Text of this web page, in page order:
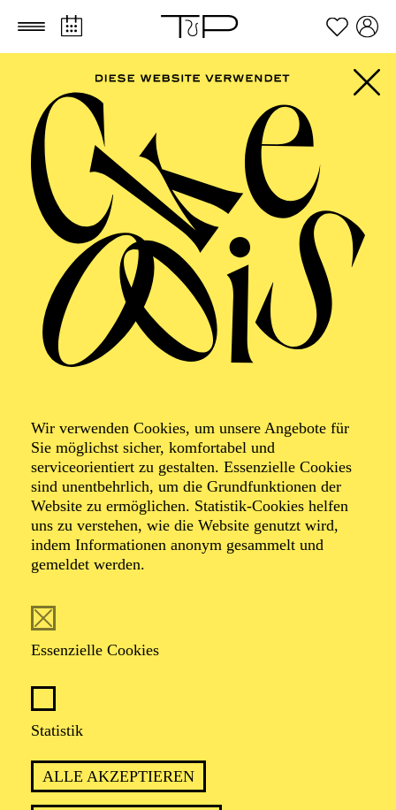
Zum Hauptinhalt springen Zum Footer springen
Wir verwenden Cookies, um unsere Angebote für
Sie möglichst sicher, komfortabel und
serviceorientiert zu gestalten. Essenzielle Cookies
sind unentbehrlich, um die Grundfunktionen der
Website zu ermöglichen. Statistik-Cookies helfen
uns zu verstehen, wie die Website genutzt wird,
indem Informationen anonym gesammelt und
gemeldet werden.
Essenzielle Cookies
Statistik
ALLE AKZEPTIEREN
AALTO MUSIKTHEATER
Matinee zu "Day of
Night"
Lernen Sie Menschen und Musik unserer neuen
Premiere kennen!
TERMINE
PERFEKT VORBEREITET UNSERE
PREMIEREN BESUCHEN? KEIN
PROBLEM MIT UNSEREN MATINEEN!